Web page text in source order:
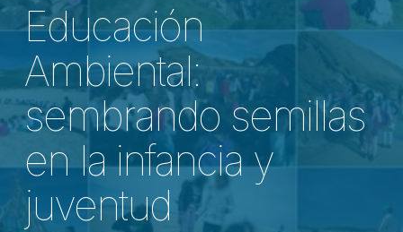
Educación
Ambiental:
sembrando semillas
en la infancia y
juventud